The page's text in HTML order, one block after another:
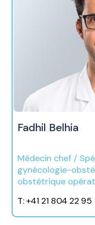
Fadhil Belhia
Médecin chef /
gynécologie-
obstétrique
T: +41 21 804 22 95